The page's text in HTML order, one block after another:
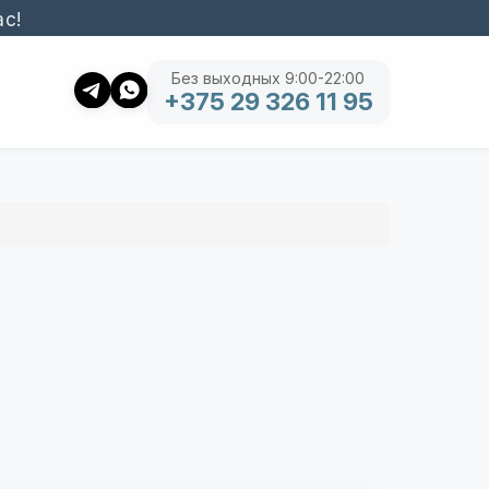
Без выходных 9:00-22:00
+375 29 326 11 95